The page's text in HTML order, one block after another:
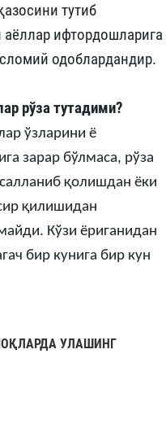
тутиб
аёллар ифтордошларига
одоблардандир.
рўза тутадими?
ўзларини ё
зарар бўлмаса, рўза
қолишдан ёки
қилишидан
Кўзи ёриганидан
бир кунига бир кун
УЛАШИНГ